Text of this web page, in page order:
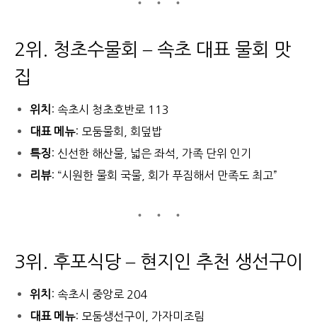
2위. 청초수물회 – 속초 대표 물회 맛
집
위치 : 속초시 청초호반로 113
대표 메뉴: 모둠물회, 회덮밥
특징: 신선한 해산물, 넓은 좌석, 가족 단위 인기
리뷰: “시원한 물회 국물, 회가 푸짐해서 만족도 최고”
3위. 후포식당 – 현지인 추천 생선구이
위치 : 속초시 중앙로 204
대표 메뉴: 모둠생선구이, 가자미조림